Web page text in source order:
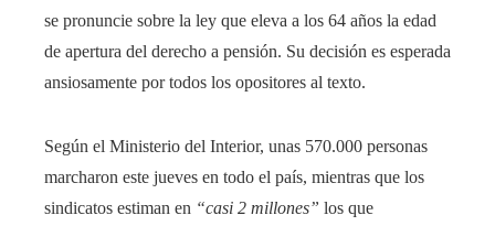
se pronuncie sobre la ley que eleva a los 64 años la edad
de apertura del derecho a pensión. Su decisión es esperada
ansiosamente por todos los opositores al texto.
Según el Ministerio del Interior, unas 570.000 personas
marcharon este jueves en todo el país, mientras que los
sindicatos estiman en “casi 2 millones” los que